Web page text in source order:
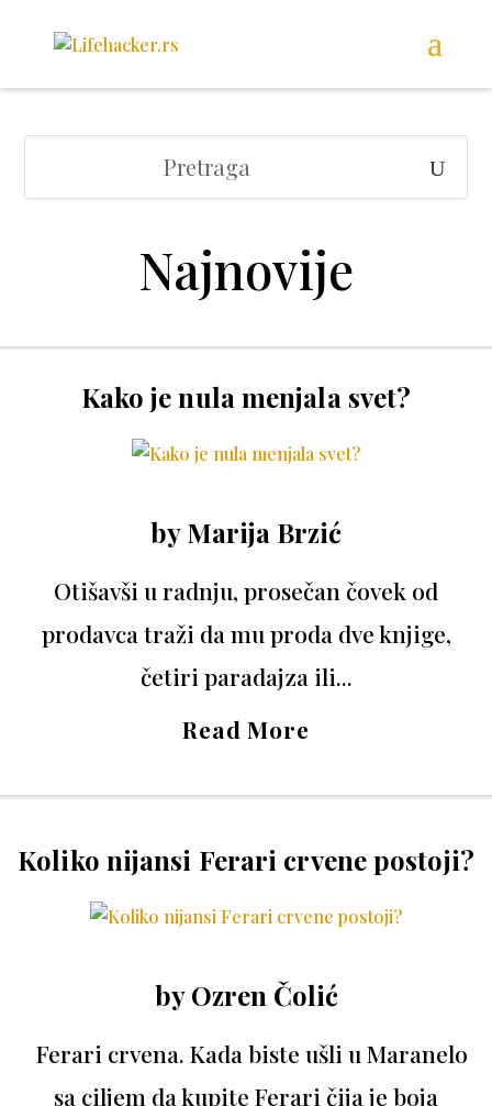
Najnovije
Kako je nula menjala svet?
byMarija Brzić
Otišavši u radnju, prosečan čovek od
prodavca traži da mu proda dve knjige,
četiri paradajza ili...
Read More
Koliko nijansi Ferari crvene postoji?
byOzren Čolić
Ferari crvena. Kada biste ušli u Maranelo
sa ciljem da kupite Ferari čija je boja